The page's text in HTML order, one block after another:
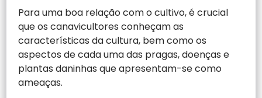
Para uma boa relação com o cultivo, é crucial
que os canavicultores conheçam as
características da cultura, bem como os
aspectos de cada uma das pragas, doenças e
plantas daninhas que apresentam-se como
ameaças.